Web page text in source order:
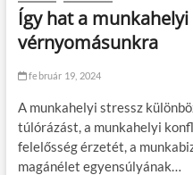
Így hat a munkahelyi
vérnyomásunkra
február 19, 2024
A munkahelyi stressz
túlórázást, a munkahelyi
felelősség érzetét, a
magánélet egyensúlyának…